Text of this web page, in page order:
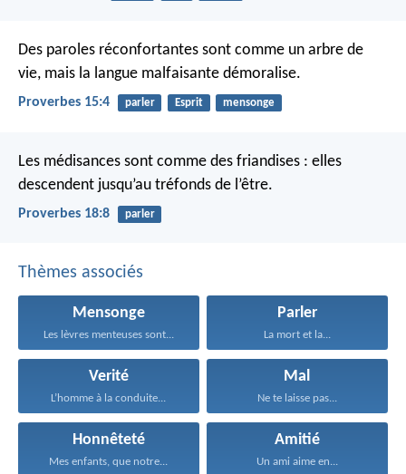
Des paroles réconfortantes sont comme un arbre de
vie, mais la langue malfaisante démoralise.
Proverbes 15:4 parler Esprit mensonge
Les médisances sont comme des friandises : elles
descendent jusqu’au tréfonds de l’être.
Proverbes 18:8 parler
Thèmes associés
Mensonge
Les lèvres menteuses sont...
Parler
La mort et la...
Verité
L’homme à la conduite...
Mal
Ne te laisse pas...
Honnêteté
Mes enfants, que notre...
Amitié
Un ami aime en...